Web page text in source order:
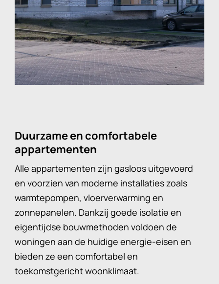
Duurzame en comfortabele
appartementen
Alle appartementen zijn gasloos uitgevoerd
en voorzien van moderne installaties zoals
warmtepompen, vloerverwarming en
zonnepanelen. Dankzij goede isolatie en
eigentijdse bouwmethoden voldoen de
woningen aan de huidige energie-eisen en
bieden ze een comfortabel en
toekomstgericht woonklimaat.